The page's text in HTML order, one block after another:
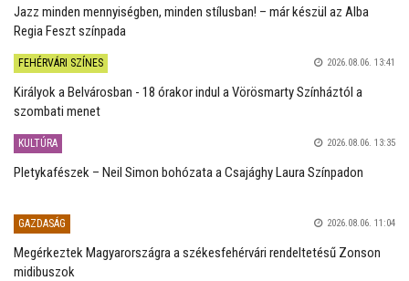
Jazz minden mennyiségben, minden stílusban! – már készül az Alba
Regia Feszt színpada
FEHÉRVÁRI SZÍNES 2026.08.06. 13:41
Királyok a Belvárosban - 18 órakor indul a Vörösmarty Színháztól a
szombati menet
KULTÚRA 2026.08.06. 13:35
Pletykafészek – Neil Simon bohózata a Csajághy Laura Színpadon
GAZDASÁG 2026.08.06. 11:04
Megérkeztek Magyarországra a székesfehérvári rendeltetésű Zonson
midibuszok